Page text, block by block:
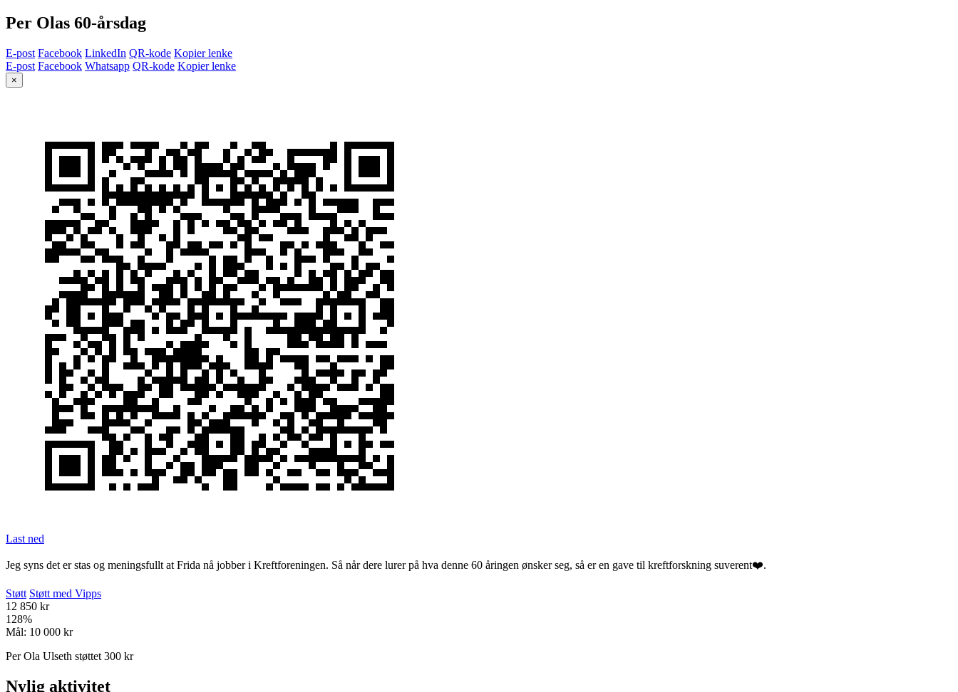
Per Olas 60-årsdag
E-post Facebook LinkedIn QR-kode Kopier lenke
E-post Facebook Whatsapp QR-kode Kopier lenke
×
Last ned
Jeg syns det er stas og meningsfullt at Frida nå jobber i Kreftforeningen. Så når dere lurer på hva denne 60 åringen ønsker seg, så er en gave til kreftforskning suverent❤️.
Støtt Støtt med Vipps
12 850 kr
128%
Mål: 10 000 kr
Per Ola Ulseth støttet 300 kr
Nylig aktivitet